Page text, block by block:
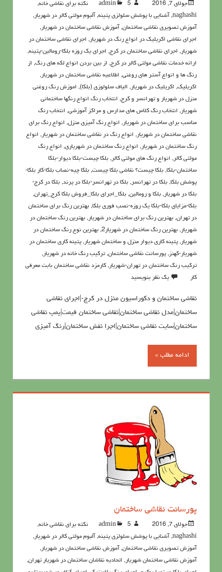
جولای 7, 2016 admin 5نکته برای نقاشی خانه
,
naghashi
, آشنايي با پوشش سلولزي پتينه, آلبوم مولتی کالر در شهریار,
آموزش تصویری نقاشی ساختمان, آموزش نقاشی ساختمان در شهریار,
اجرای نقاشی اکریلیک در انواع رنگ در شهریار, اجرای نقاشی ساختمان در
شهریار, اجرای نقاشی ساختمان در کرج, اجرای یک روزه بلکا-رومالین-پتینه,
ارائه خدمات نقاشی مولتی کالر در کرج, از بین بردن انواع لکه های رنگ, از
رنگ ها و انواع آستر های روغنی, اطلاعيه نقاشی ساختمان در شهریار,
اکريليک, اکريليک در شهریار, الیاف سلولوزی (بلکا), اموزش رنگ روغنی
منزل در شهریار و تهرانسر و کرج, انتخاب رنگ انواع رنگها ساختمانی
شهریار, انتخاب رنگ کلاس های مدارس و مراکز آموزشی, انتخاب رنگ
مناسب برای ساختمان در شهریار, انواع رنگ آمیزی منزل, انواع رنگ برای
نقاشی ساختمان در شهریار, انواع رنگ در نقاشی ساختمان در شهریار, انواع
رنگ ساختمان در شهریار, انواع رنگ ساختمان در شهریاری, انواع رنگ
مولتی کالر, انواع رنگ های مولتی کالر, بلکا چیست-بلکا دیوار-بلکا
ساختمان-بلکا, بلکا چیست؟ نقاشی بلکا چیست, بلکا چیه-نصاب بلکا-کار بلکا-
پوشش بلکا, بلکا در تهرانسر, بلکا در تهرانسر-بلکا در پرند, بلکا در کرج-
بلکا در شهریار, بلکا و رومالین, بلکا_اجرای بلکا_فروش بلکا کرج_تهران,
بلکا-مزایای بلکا-بلکا یک روزه-نصب فوری بلکا, بهترین رنگ برای ساختمان
در تهران, بهترین رنگ برای ساختمان در شهریار, بهترین رنگ ساختمان در
شهریار, بهترین رنگ ساختمان در شهریار2 , بهترین نوع رنگ ساختمان در
شهریار, پتينه کاري ديوار منزل و ساختمان شهریار, پتینه کاری ساختمان در
شهریار-کهنز, پورسانت نقاشی ساختمان,تركيب رنگ خانه در شهریار,
تركيب رنگ ساختمان در تهران-شهریار, کارمزد نقاشی ساختمان بابت معرفی
کار
یک نظر بنویسید
نقاشی ساختمان و دکوراسیون منزل در کرج-|اجرای نقاشی
ساختمان|مدل نقاشی ساختمان|نقاشی ساختمان قیمت|پمپ نقاشی
ساختمان|سایت نقاشی ساختمان|اجرا نقش ساختمان|رنگ آمیزی
ادامه مطلب »
پورسانت نقاشی ساختمان
جولای 7, 2016 admin 5نکته برای نقاشی خانه
,
naghashi
, آشنايي با پوشش سلولزي پتينه, آلبوم مولتی کالر در شهریار ,
آموزش تصویری نقاشی ساختمان, آموزش نقاشی ساختمان در شهریار ,
آموزش نقاشی ساختمان شهریار , اتحادیه نقاشان ساختمان در شهریار تهران,